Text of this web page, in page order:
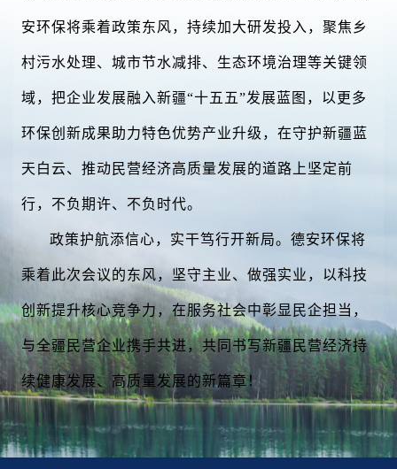
安环保将乘着政策东风，持续加大研发投入，聚焦乡
村污水处理、城市节水减排、生态环境治理等关键领
域，把企业发展融入新疆“十五五”发展蓝图，以更多
环保创新成果助力特色优势产业升级，在守护新疆蓝
天白云、推动民营经济高质量发展的道路上坚定前
行，不负期许、不负时代。
政策护航添信心，实干笃行开新局。德安环保将
乘着此次会议的东风，坚守主业、做强实业，以科技
创新提升核心竞争力，在服务社会中彰显民企担当，
与全疆民营企业携手共进，共同书写新疆民营经济持
续健康发展、高质量发展的新篇章！